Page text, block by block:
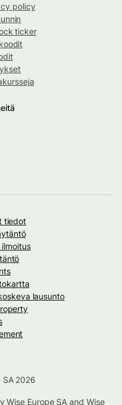
policy
ticker
tiedot
lausunto
2026
Wise Europe SA and Wise